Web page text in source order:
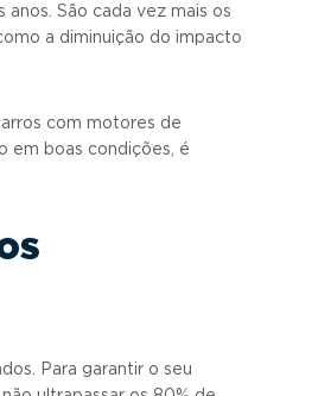
São cada vez mais os
a diminuição do impacto
com motores de
em boas condições, é
Para garantir o seu